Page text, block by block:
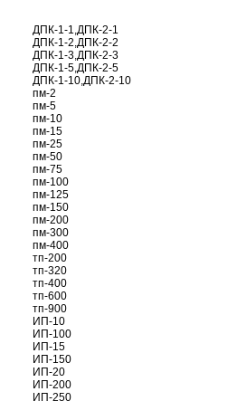
ДПК-1-1,ДПК-2-1
ДПК-1-2,ДПК-2-2
ДПК-1-3,ДПК-2-3
ДПК-1-5,ДПК-2-5
ДПК-1-10,ДПК-2-10
пм-2
пм-5
пм-10
пм-15
пм-25
пм-50
пм-75
пм-100
пм-125
пм-150
пм-200
пм-300
пм-400
тп-200
тп-320
тп-400
тп-600
тп-900
ИП-10
ИП-100
ИП-15
ИП-150
ИП-20
ИП-200
ИП-250